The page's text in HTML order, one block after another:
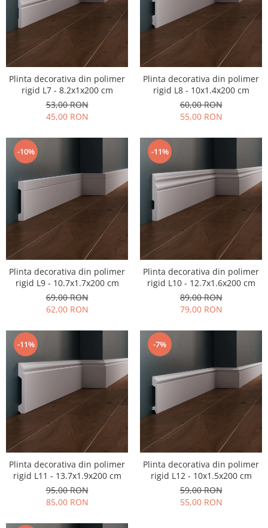
Plinta decorativa din polimer
rigid L7 - 8.2x1x200 cm
53,00 RON
45,00 RON
Plinta decorativa din polimer
rigid L8 - 10x1.4x200 cm
60,00 RON
55,00 RON
-10%
Plinta decorativa din polimer
rigid L9 - 10.7x1.7x200 cm
69,00 RON
62,00 RON
-11%
Plinta decorativa din polimer
rigid L10 - 12.7x1.6x200 cm
89,00 RON
79,00 RON
-11%
Plinta decorativa din polimer
rigid L11 - 13.7x1.9x200 cm
95,00 RON
85,00 RON
-7%
Plinta decorativa din polimer
rigid L12 - 10x1.5x200 cm
59,00 RON
55,00 RON